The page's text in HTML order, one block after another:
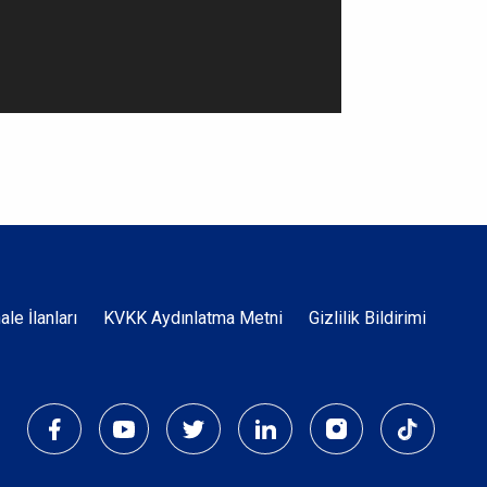
İlanları KVKK Aydınlatma Metni Gizlilik Bildirimi